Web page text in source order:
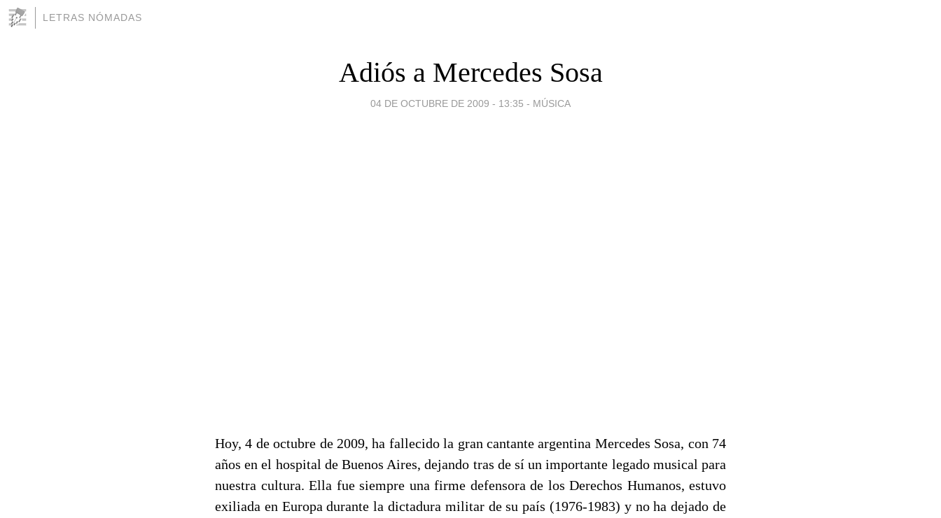
LETRAS NÓMADAS
Adiós a Mercedes Sosa
04 DE OCTUBRE DE 2009 - 13:35 - MÚSICA
Hoy, 4 de octubre de 2009, ha fallecido la gran cantante argentina Mercedes Sosa, con 74
años en el hospital de Buenos Aires, dejando tras de sí un importante legado musical para
nuestra cultura. Ella fue siempre una firme defensora de los Derechos Humanos, estuvo
exiliada en Europa durante la dictadura militar de su país (1976-1983) y no ha dejado de